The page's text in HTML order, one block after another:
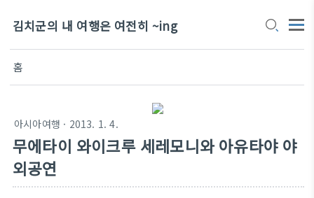
김치군의 내 여행은 여전히 ~ing
홈
아시아여행 · 2013. 1. 4.
무에타이 와이크루 세레모니와 아유타야 야
외공연